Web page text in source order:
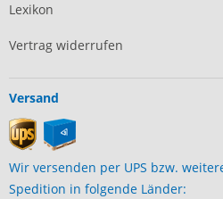
Lexikon
Vertrag widerrufen
Versand
Wir versenden per UPS bzw.
Spedition in folgende Länder: